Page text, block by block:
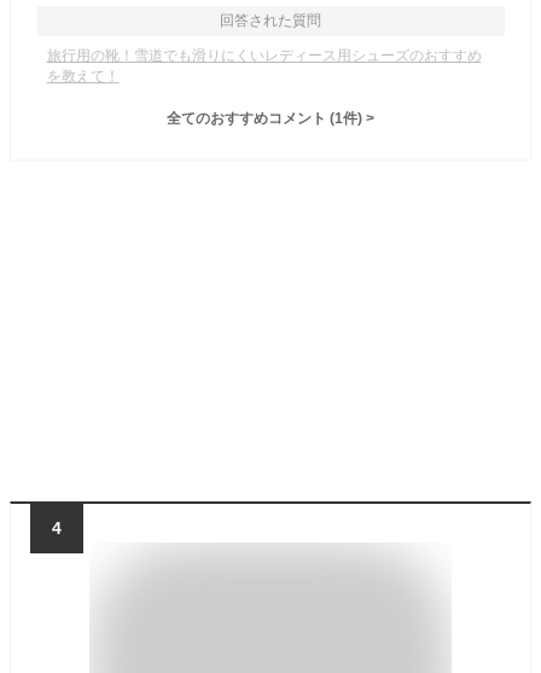
回答された質問
旅行用の靴！雪道でも滑りにくいレディース用シューズのおすすめ
を教えて！
全てのおすすめコメント (1件) >
4